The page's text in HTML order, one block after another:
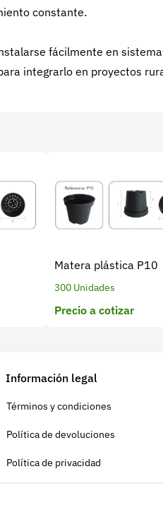
constante.
fácilmente en
integrarlo en proyectos
Matera plástica P10
300 Unidades
Precio a cotizar
Información legal
Términos y condiciones
Política de devoluciones
Política de privacidad